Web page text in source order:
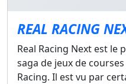
REAL RACING
Real Racing Next est le
saga de jeux de
Racing. Il est vu par